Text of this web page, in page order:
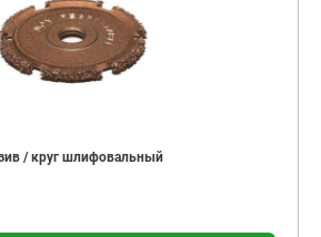
/ круг шлифовальный